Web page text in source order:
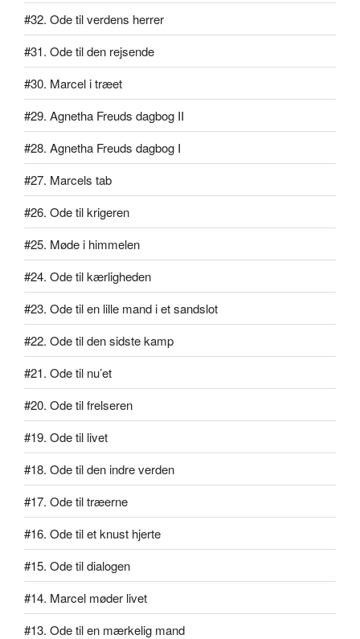
#32. Ode til verdens herrer
#31. Ode til den rejsende
#30. Marcel i træet
#29. Agnetha Freuds dagbog II
#28. Agnetha Freuds dagbog I
#27. Marcels tab
#26. Ode til krigeren
#25. Møde i himmelen
#24. Ode til kærligheden
#23. Ode til en lille mand i et sandslot
#22. Ode til den sidste kamp
#21. Ode til nu’et
#20. Ode til frelseren
#19. Ode til livet
#18. Ode til den indre verden
#17. Ode til træerne
#16. Ode til et knust hjerte
#15. Ode til dialogen
#14. Marcel møder livet
#13. Ode til en mærkelig mand